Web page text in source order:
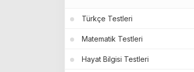
Türkçe Testleri
Matematik Testleri
Hayat Bilgisi Testleri